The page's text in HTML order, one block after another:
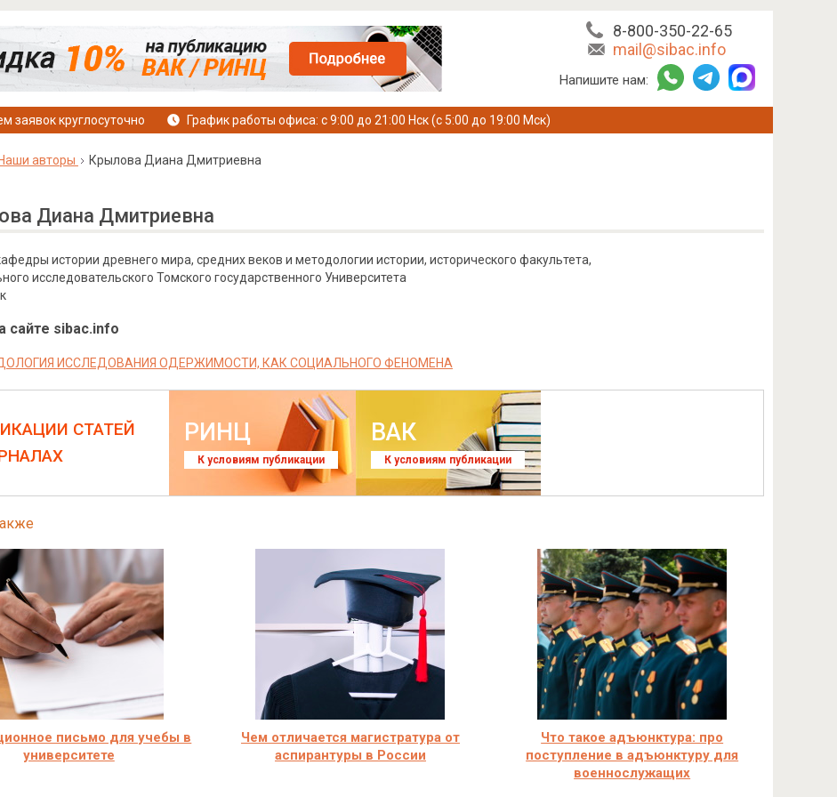
8-800-350-22-65
mail@sibac.info
Напишите нам:
заявок круглосуточно График работы офиса: с 9:00 до 21:00 Нск (с 5:00 до 19:00 Мск)
Наши авторы Крылова Диана Дмитриевна
Диана Дмитриевна
истории древнего мира, средних веков и методологии истории, исторического факультета,
исследовательского Томского государственного Университета
сайте sibac.info
ИССЛЕДОВАНИЯ ОДЕРЖИМОСТИ, КАК СОЦИАЛЬНОГО ФЕНОМЕНА
СТАТЕЙ
РИНЦ
К условиям публикации
ВАК
К условиям публикации
письмо для учебы в
университете
Чем отличается магистратура от
аспирантуры в России
Что такое адъюнктура: про
поступление в адъюнктуру для
военнослужащих